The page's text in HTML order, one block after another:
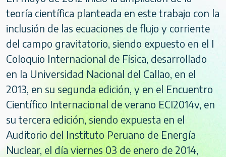
teoría científica planteada en este trabajo con la
inclusión de las ecuaciones de flujo y corriente
del campo gravitatorio, siendo expuesto en el I
Coloquio Internacional de Física, desarrollado
en la Universidad Nacional del Callao, en el
2013, en su segunda edición, y en el Encuentro
Científico Internacional de verano ECI2014v, en
su tercera edición, siendo expuesta en el
Auditorio del Instituto Peruano de Energía
Nuclear, el día viernes 03 de enero de 2014,